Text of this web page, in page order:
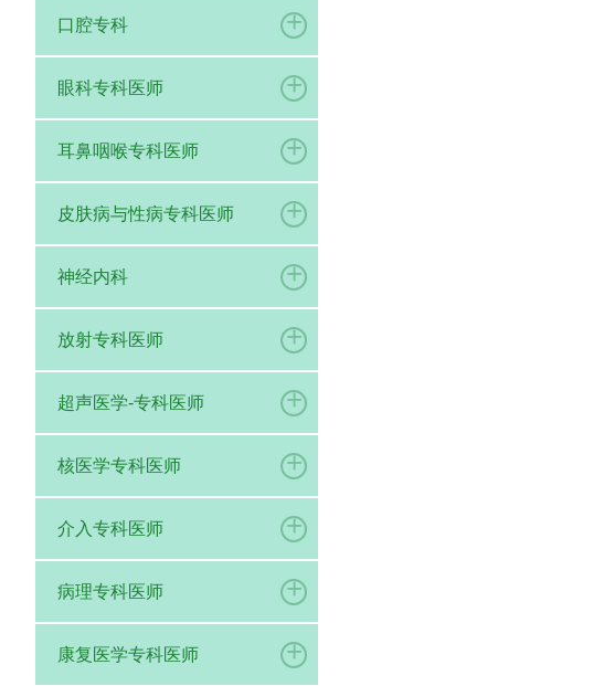
口腔专科 +
眼科专科医师 +
耳鼻咽喉专科医师 +
皮肤病与性病专科医师 +
神经内科 +
放射专科医师 +
超声医学-专科医师 +
核医学专科医师 +
介入专科医师 +
病理专科医师 +
康复医学专科医师 +